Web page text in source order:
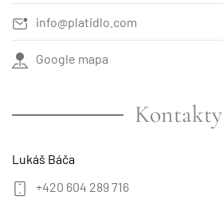
info@platidlo.com
Google mapa
Kontakty
Lukáš Báča
+420 604 289 716